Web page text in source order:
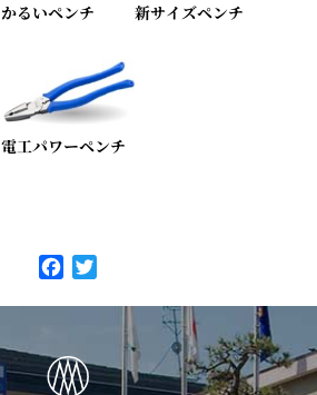
かるいペンチ 新サイズペンチ
電工パワーペンチ
b
o
t
e